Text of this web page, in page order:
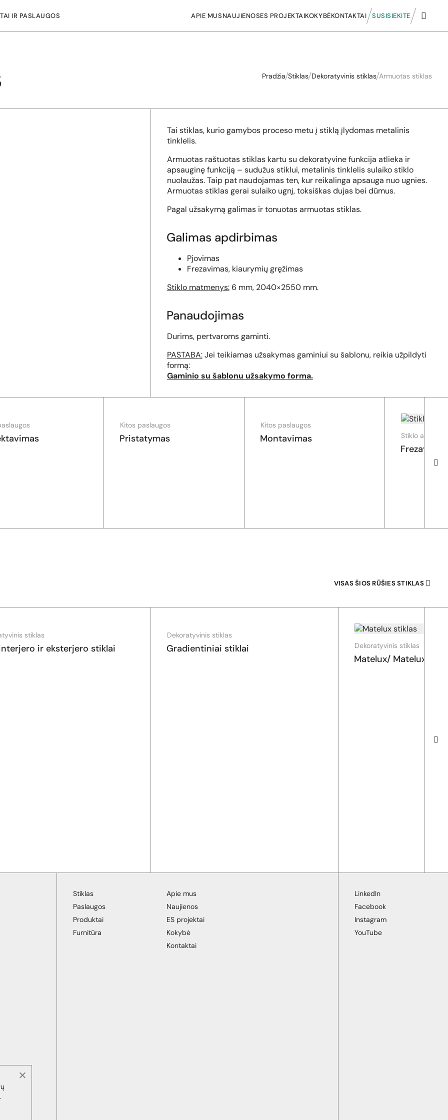
IR PASLAUGOS APIE MUSNAUJIENOSES PROJEKTAIKOKYBĖKONTAKTAI SUSISIEKITE
Pradžia Stiklas Dekoratyvinis stiklas Armuotas stiklas
Tai stiklas, kurio gamybos proceso metu į stiklą įlydomas metalinis
tinklelis.
Armuotas raštuotas stiklas kartu su dekoratyvine funkcija atlieka ir
apsauginę funkciją – sudužus stiklui, metalinis tinklelis sulaiko stiklo
nuolaužas.Taip pat naudojamas ten, kur reikalinga apsauga nuo ugnies.
Armuotas stiklas gerai sulaiko ugnį, toksiškas dujas bei dūmus.
Pagal užsakymą galimas ir tonuotas armuotas stiklas.
Galimas apdirbimas
Pjovimas
Frezavimas, kiaurymių gręžimas
Stiklo matmenys:6 mm, 2040×2550 mm.
Panaudojimas
Durims, pertvaroms gaminti.
PASTABA:Jei teikiamas užsakymas gaminiui su šablonu, reikia užpildyti
formą:
Gaminio su šablonu užsakymo forma.
Kitos paslaugos
Pristatymas
Kitos paslaugos
Montavimas Stiklo
Frezavimas
stiklas
ir eksterjero stiklai
Dekoratyvinis stiklas
Gradientiniai stiklai Dekoratyvinis stiklas
Matelux/ Matelux
VISAS ŠIOS RŪŠIES STIKLAS
Stiklas
Paslaugos
Produktai
Furnitūra
Apie mus
Naujienos
ES projektai
Kokybė
Kontaktai
LinkedIn
Facebook
Instagram
YouTube